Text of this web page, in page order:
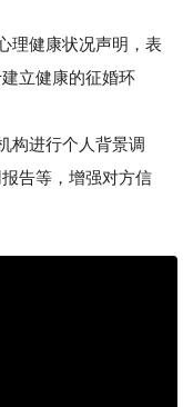
健康状况声明，表
立健康的征婚环
进行个人背景调
告等，增强对方信